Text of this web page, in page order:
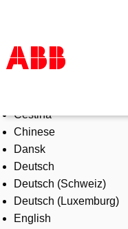
Products & Solutions
Industries
Services
About us
Where to buy
Contact us
Careers
Čeština
Chinese
Dansk
Deutsch
Deutsch (Schweiz)
Deutsch (Luxemburg)
English